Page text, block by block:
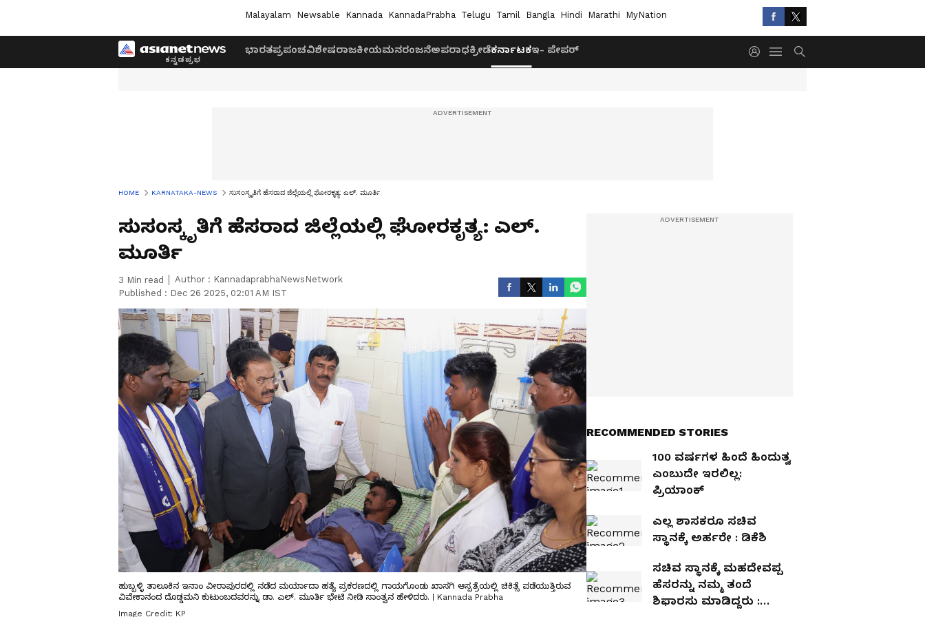
Malayalam Newsable Kannada KannadaPrabha Telugu Tamil Bangla Hindi Marathi MyNation
ಭಾರತಪ್ರಪಂಚವಿಶೇಷರಾಜಕೀಯಮನರಂಜನೆಅಪರಾಧಕ್ರೀಡೆಕರ್ನಾಟಕಇ- ಪೇಪರ್
HOME KARNATAKA-NEWS ಸುಸಂಸ್ಕೃತಿಗೆ ಹೆಸರಾದ ಜಿಲ್ಲೆಯಲ್ಲಿ ಘೋರಕೃತ್ಯ: ಎಲ್‌. ಮೂರ್ತಿ
ಸುಸಂಸ್ಕೃತಿಗೆ ಹೆಸರಾದ ಜಿಲ್ಲೆಯಲ್ಲಿ ಘೋರಕೃತ್ಯ: ಎಲ್‌.
ಮೂರ್ತಿ
3 Min read Author : KannadaprabhaNewsNetwork
Published : Dec 26 2025, 02:01 AM IST
ಹುಬ್ಬಳ್ಳಿ ತಾಲೂಕಿನ ಇನಾಂ ವೀರಾಪುರದಲ್ಲಿ ನಡೆದ ಮರ್ಯಾದಾ ಹತ್ಯೆ ಪ್ರಕರಣದಲ್ಲಿ ಗಾಯಗೊಂಡು ಖಾಸಗಿ ಆಸ್ಪತ್ರೆಯಲ್ಲಿ ಚಿಕಿತ್ಸೆ ಪಡೆಯುತ್ತಿರುವ
ವಿವೇಕಾನಂದ ದೊಡ್ಡಮನಿ ಕುಟುಂಬದವರನ್ನು ಡಾ. ಎಲ್. ಮೂರ್ತಿ ಭೇಟಿ ನೀಡಿ ಸಾಂತ್ವನ ಹೇಳಿದರು. | Kannada Prabha
Image Credit: KP
RECOMMENDED STORIES
100 ವರ್ಷಗಳ ಹಿಂದೆ ಹಿಂದುತ್ವ
ಎಂಬುದೇ ಇರಲಿಲ್ಲ:
ಪ್ರಿಯಾಂಕ್‌
ಎಲ್ಲ ಶಾಸಕರೂ ಸಚಿವ
ಸ್ಥಾನಕ್ಕೆ ಅರ್ಹರೇ : ಡಿಕೆಶಿ
ಸಚಿವ ಸ್ಥಾನಕ್ಕೆ ಮಹದೇವಪ್ಪ
ಹೆಸರನ್ನು ನಮ್ಮ ತಂದೆ
ಶಿಫಾರಸು ಮಾಡಿದ್ದರು :